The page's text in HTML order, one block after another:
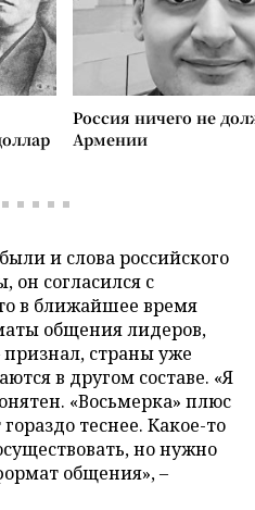
Россия ничего не
Армении
и слова российского
он согласился с
в ближайшее время
общения лидеров,
признал, страны уже
в другом составе. «Я
«Восьмерка» плюс
теснее. Какое-то
но нужно
общения», –